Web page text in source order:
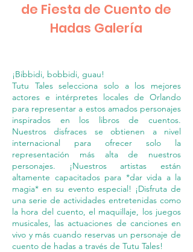
de Fiesta de Cuento de
Hadas Galería
¡Bibbidi, bobbidi, guau!
Tutu Tales selecciona solo a los mejores
actores e intérpretes locales de Orlando
para representar a estos amados personajes
inspirados en los libros de cuentos.
Nuestros disfraces se obtienen a nivel
internacional para ofrecer solo la
representación más alta de nuestros
personajes. ¡Nuestros artistas están
altamente capacitados para *dar vida a la
magia* en su evento especial! ¡Disfruta de
una serie de actividades entretenidas como
la hora del cuento, el maquillaje, los juegos
musicales, las actuaciones de canciones en
vivo y más cuando reservas un personaje de
cuento de hadas a través de Tutu Tales!